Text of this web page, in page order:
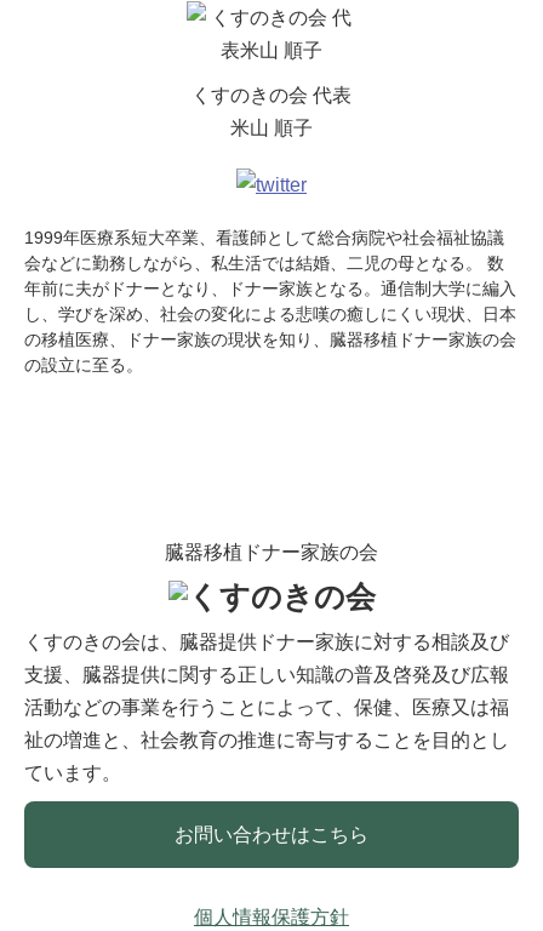
くすのきの会 代表
米山 順子
1999年医療系短大卒業、看護師として総合病院や社会福祉協議
会などに勤務しながら、私生活では結婚、二児の母となる。 数
年前に夫がドナーとなり、ドナー家族となる。通信制大学に編入
し、学びを深め、社会の変化による悲嘆の癒しにくい現状、日本
の移植医療、ドナー家族の現状を知り、臓器移植ドナー家族の会
の設立に至る。
臓器移植ドナー家族の会
くすのきの会は、臓器提供ドナー家族に対する相談及び
支援、臓器提供に関する正しい知識の普及啓発及び広報
活動などの事業を行うことによって、保健、医療又は福
祉の増進と、社会教育の推進に寄与することを目的とし
ています。
お問い合わせはこちら
個人情報保護方針